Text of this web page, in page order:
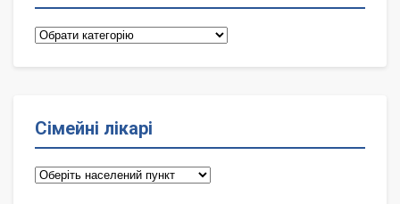
Категорії
Сімейні лікарі
Сімейні